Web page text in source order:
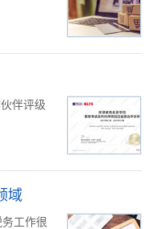
伴评级
域
工作很